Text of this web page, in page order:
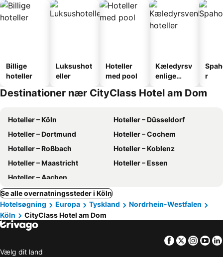
Billige
hoteller
Luksushot
eller
Hoteller
med pool
Kæledyrsv
enlige
r
Destinationer nær CityClass Hotel am Dom
Hoteller – Köln
Hoteller – Düsseldorf
Hoteller – Dortmund
Hoteller – Cochem
Hoteller – Roßbach
Hoteller – Koblenz
Hoteller – Maastricht
Hoteller – Essen
Hoteller – Aachen
Se alle overnatningssteder i Köln
Hotelsøgning
Europa Tyskland
Nordrhein-Westfalen
Köln
CityClass Hotel am Dom
Facebook
Twitter
Vælg dit land